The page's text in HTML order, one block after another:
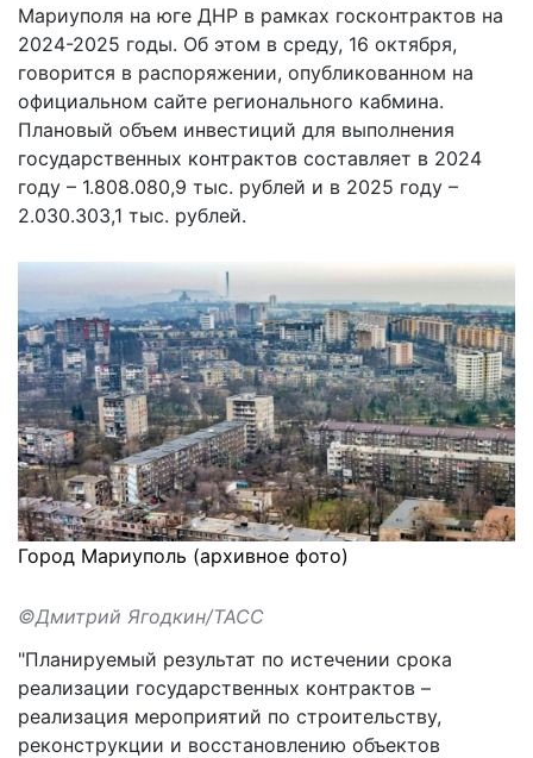
Мариуполя на юге ДНР в рамках госконтрактов на
2024-2025 годы. Об этом в среду, 16 октября,
говорится в распоряжении, опубликованном на
официальном сайте регионального кабмина.
Плановый объем инвестиций для выполнения
государственных контрактов составляет в 2024
году – 1.808.080,9 тыс. рублей и в 2025 году –
2.030.303,1 тыс. рублей.
Город Мариуполь (архивное фото)
©Дмитрий Ягодкин/ТАСС
"Планируемый результат по истечении срока
реализации государственных контрактов –
реализация мероприятий по строительству,
реконструкции и восстановлению объектов